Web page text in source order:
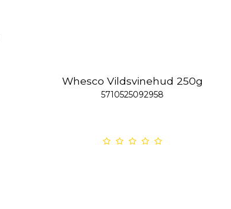
Whesco Vildsvinehud 250g
5710525092958